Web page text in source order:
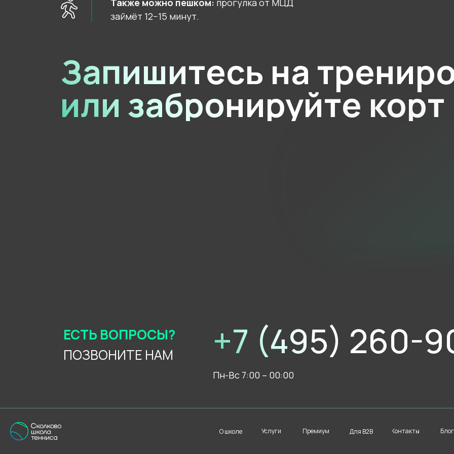
Также можно пешком: прогулка от МЦД
займёт 12−15 минут.
Запишитесь на
или забронируйте корт
Пн-Вс 7:00 – 00:00
ЕСТЬ ВОПРОСЫ?
ПОЗВОНИТЕ НАМ
+7 (495) 260-
О школе Услуги Премиум Для B2B Контакты Блог